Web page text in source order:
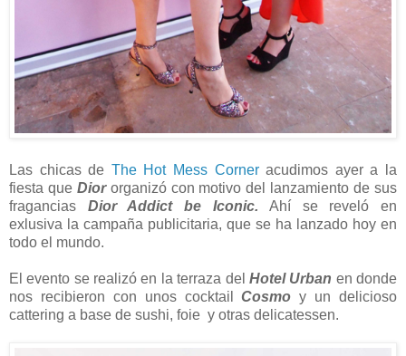
Las chicas de The Hot Mess Corneracudimos ayer a la
fiesta queDiororganizó con motivo del lanzamiento de sus
fragancias Dior Addict be Iconic.Ahí se reveló en
exlusiva la campaña publicitaria, que se ha lanzado hoy en
todo el mundo.
El evento se realizó en la terraza del Hotel Urban en donde
nos recibieron con unos cocktailCosmo y un delicioso
cattering a base de sushi, foie y otras delicatessen.